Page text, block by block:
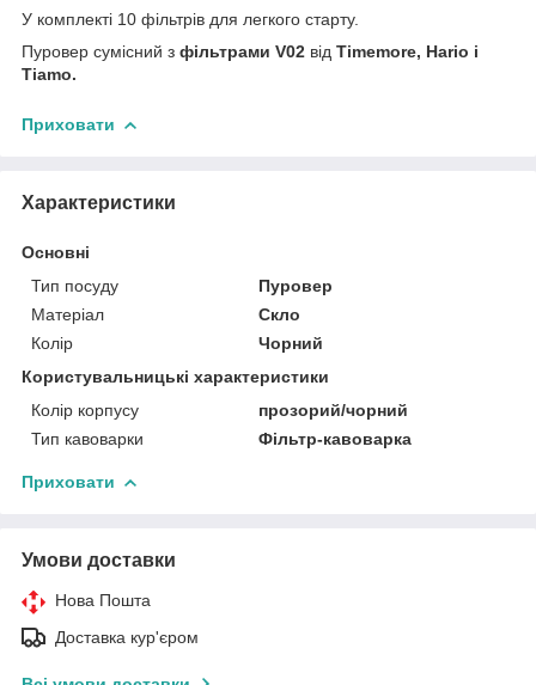
У комплекті 10 фільтрів для легкого старту.
Пуровер сумісний з фільтрами V02 від Timemore, Hario і
Tiamo.
Приховати
Характеристики
Основні
Тип посуду
Пуровер
Матеріал
Скло
Колір
Чорний
Користувальницькі характеристики
Колір корпусу
прозорий/чорний
Тип кавоварки
Фільтр-кавоварка
Приховати
Умови доставки
Нова Пошта
Доставка кур'єром